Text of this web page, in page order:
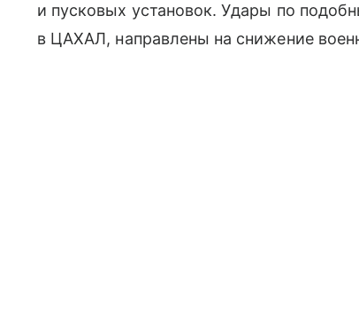
и пусковых установок. Удары по
в ЦАХАЛ, направлены на снижение